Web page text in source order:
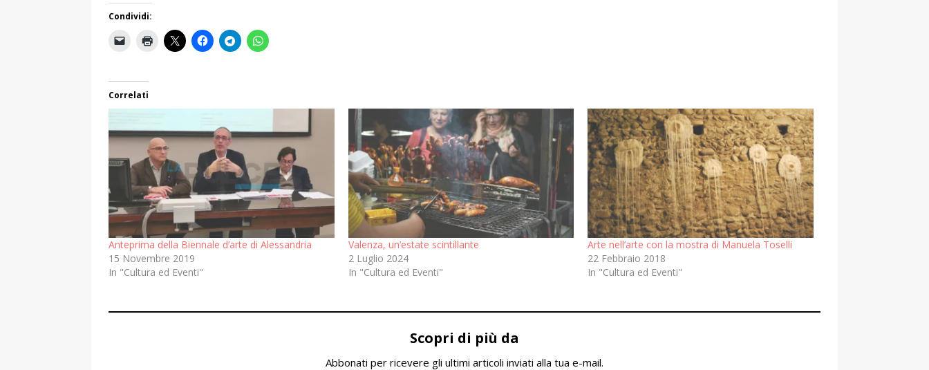
Condividi:
Correlati
Anteprima della Biennale d’arte di Alessandria
15 Novembre 2019
In "Cultura ed Eventi"
Valenza, un’estate scintillante
2 Luglio 2024
In "Cultura ed Eventi"
Arte nell’arte con la mostra di Manuela Toselli
22 Febbraio 2018
In "Cultura ed Eventi"
Scopri di più da
Abbonati per ricevere gli ultimi articoli inviati alla tua e-mail.